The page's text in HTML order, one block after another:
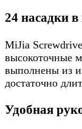
24 насадки
MiJia
высокоточные
выполнены из
достаточно
Удобная